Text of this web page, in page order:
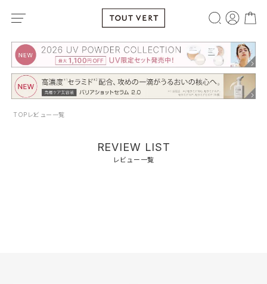
TOP レビュー一覧
REVIEW LIST
レビュー一覧